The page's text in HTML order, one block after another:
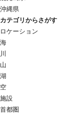
沖縄県
カテゴリからさがす
ロケーション
海
川
山
湖
空
施設
首都圏